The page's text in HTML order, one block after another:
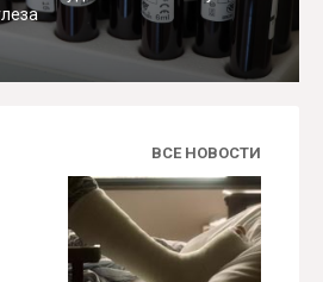
ВСЕ НОВОСТИ